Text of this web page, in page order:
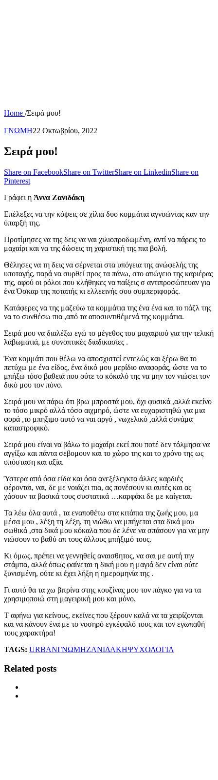
Home /Σειρά μου!
ΓΝΩΜΗ22 Οκτωβρίου, 2022
Σειρά μου!
Share on FacebookShare on TwitterShare on LinkedinShare on
Pinterest
Γράφει η Άννα Ζανιδάκη
Επέλεξες να την κόψεις σε χίλια δυο κομμάτια αγνοώντας καν την
ύπαρξή της.
Προτίμησες να της δεις να ναι χιλιοπροδωμένη, αντί να πάρεις το
μαχαίρι και να της δώσεις τη χαριστική της πια βολή.
Θέλησες να τη δεις να σέρνεται στα υπόγεια της ανώφελής της
υποταγής, παρά να συρθεί προς τα πάνω, στο απώγειο της καριέρας
της, αφού οι ρόλοι που κλήθηκες να παίξεις σ αντιπροσώπευαν για
ένα Όσκαρ της ποταπής κι ελλεεινής σου συμπεριφοράς.
Κατάφερες να της μαζεύω τα κομμάτια της ένα ένα και το πάζλ της
να το συνθέσω πια ,από τα αποσυντιθέμενά της κομμάτια.
Σειρά μου να διαλέξω εγώ το μέγεθος του μαχαιριού για την τελική
λαβωματιά, με συνοπτικές διαδικασίες .
Ένα κομμάτι που θέλω να αποσχιστεί εντελώς και ξέρω θα το
πετύχω με ένα είδος, ένα δικό μου μερίδιο αναφοράς, ώστε να το
μπήξω τόσο βαθειά που ούτε το κόκαλό της να μην τον νιώσει τον
δικό μου τον πόνο.
Σειρά μου να πάρω ότι βρω μπροστά μου, όχι φυσικά ,αλλά εκείνο
το τόσο μικρό αλλά τόσο αιχμηρό, ώστε να ευχαριστηθώ για μια
φορά ,το μπηξιμο αυτό να ναι αργό , νωχελικό ,αλλά συνάμα
καταστροφικό.
Σειρά μου είναι να βάλω το μαχαίρι εκεί που ποτέ δεν τόλμησα να
αγγίξω και πάντα σεβομουν και το χώρο της και το χρόνο της ως
υπόσταση και αξία.
Ύστερα από όσα είδα και όσα ανεξέλεγκτα άλλες καρδιές
φέρονται, ναι, δε με νοιάζει πια, ας πονέσουν κι αυτές και ας
χάσουν τα βασικά τους συστατικά …καρφάκι δε με καίγεται.
Τα λέω όλα αυτά , τα εναποθέτω στα κιτάπια της ζωής μου, μα
μέσα μου , λέξη τη λέξη, τη νιώθω να μπήγεται στα δικά μου
σωθικά ,στα δικά μου κόκαλα που δε λένε να σπάσουν για να μην
νιώσουν το βαθύ απ τους άλλους μπήξιμό τους.
Κι όμως, πρέπει να γεννηθείς αναισθητος, να σαι με αυτή την
στάμπα, αλλά όπως φαίνεται η δική μου η μαγιά δεν είναι ούτε
ξυνισμένη, ούτε κι έχει λήξη η ημερομηνία της .
Γι αυτό θα τα χω βιτρίνα στης κουζίνας μου τον πάγκο για να τα
χρησιμοποιώ στη μαγειρική μου και μόνο,
Τ αφήνω για κείνους, εκείνες που ξέρουν καλά να τα χειρίζονται
και να κάνουν ένα με το νοσηρό εγκέφαλό τους και τον εγωπαθή
τους χαρακτήρα!
TAGS: URBANΓΝΩΜΗΖΑΝΙΔΑΚΗΨΥΧΟΛΟΓΙΑ
Related posts